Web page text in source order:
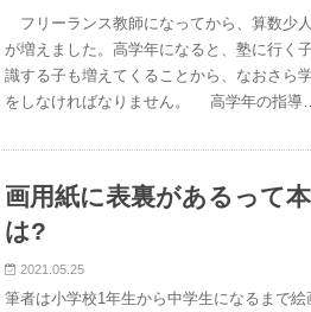
フリーランス教師になってから、算数少
が増えました。高学年になると、塾に行く
識する子も増えてくることから、なおさら
をしなければなりません。 高学年の指導
画用紙に表裏があるって
は?
2021.05.25
筆者は小学校1年生から中学生になるまで絵